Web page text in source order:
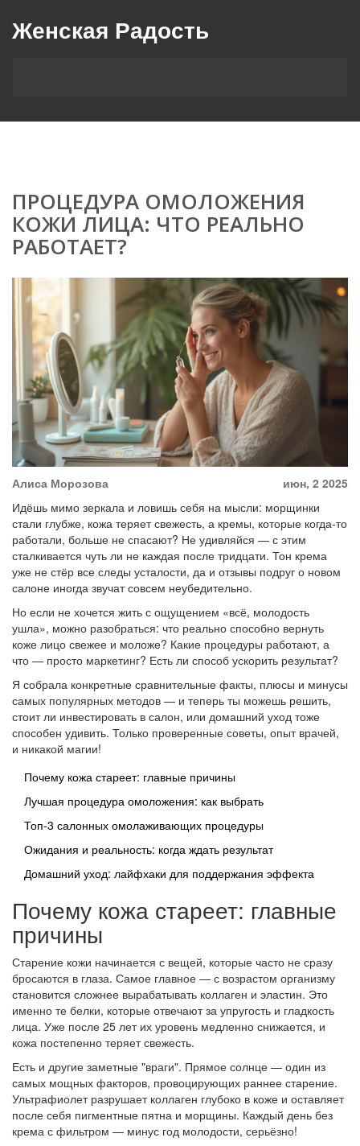
Женская Радость
ПРОЦЕДУРА ОМОЛОЖЕНИЯ
КОЖИ ЛИЦА: ЧТО РЕАЛЬНО
РАБОТАЕТ?
Алиса Морозова
июн, 2 2025
Идёшь мимо зеркала и ловишь себя на мысли: морщинки
стали глубже, кожа теряет свежесть, а кремы, которые когда-то
работали, больше не спасают? Не удивляйся — с этим
сталкивается чуть ли не каждая после тридцати. Тон крема
уже не стёр все следы усталости, да и отзывы подруг о новом
салоне иногда звучат совсем неубедительно.
Но если не хочется жить с ощущением «всё, молодость
ушла», можно разобраться: что реально способно вернуть
коже лицо свежее и моложе? Какие процедуры работают, а
что — просто маркетинг? Есть ли способ ускорить результат?
Я собрала конкретные сравнительные факты, плюсы и минусы
самых популярных методов — и теперь ты можешь решить,
стоит ли инвестировать в салон, или домашний уход тоже
способен удивить. Только проверенные советы, опыт врачей,
и никакой магии!
Почему кожа стареет: главные причины
Лучшая процедура омоложения: как выбрать
Топ-3 салонных омолаживающих процедуры
Ожидания и реальность: когда ждать результат
Домашний уход: лайфхаки для поддержания эффекта
Почему кожа стареет: главные
причины
Старение кожи начинается с вещей, которые часто не сразу
бросаются в глаза. Самое главное — с возрастом организму
становится сложнее вырабатывать коллаген и эластин. Это
именно те белки, которые отвечают за упругость и гладкость
лица. Уже после 25 лет их уровень медленно снижается, и
кожа постепенно теряет свежесть.
Есть и другие заметные "враги". Прямое солнце — один из
самых мощных факторов, провоцирующих раннее старение.
Ультрафиолет разрушает коллаген глубоко в коже и оставляет
после себя пигментные пятна и морщины. Каждый день без
крема с фильтром — минус год молодости, серьёзно!